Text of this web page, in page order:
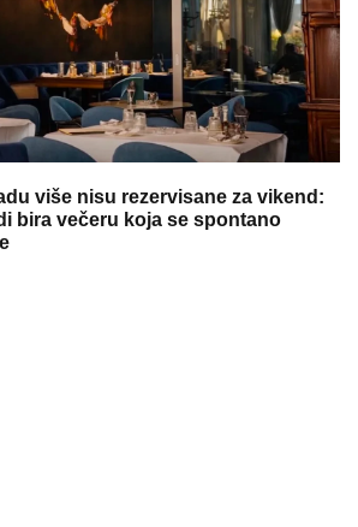
više nisu rezervisane za vikend:
bira večeru koja se spontano